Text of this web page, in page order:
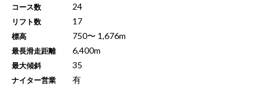
コース数 24
リフト数 17
標高 750〜 1,676m
最長滑走距離 6,400m
最大傾斜 35
ナイター営業 有